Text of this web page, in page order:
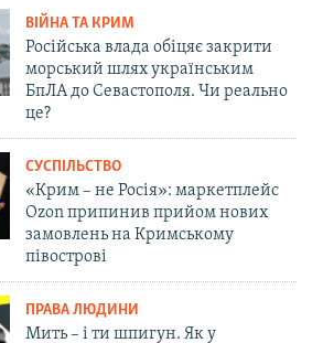
ВІЙНА ТА КРИМ
Російська влада обіцяє закрити
морський шлях українським
БпЛА до Севастополя. Чи реально
це?
СУСПІЛЬСТВО
«Крим – не Росія»: маркетплейс
Ozon припинив прийом нових
замовлень на Кримському
півострові
ПРАВА ЛЮДИНИ
Мить – і ти шпигун. Як у